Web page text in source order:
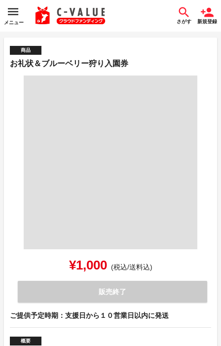
メニュー さがす 新規登録
商品
お礼状＆ブルーベリー狩り入園券
¥1,000 (税込/送料込)
販売終了
ご提供予定時期：支援日から１０営業日以内に発送
概要